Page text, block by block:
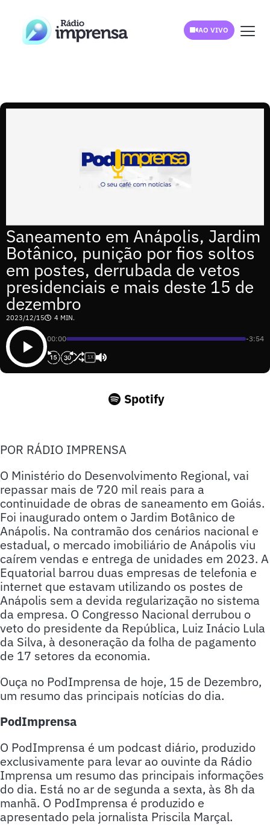
AO VIVO
Saneamento em Anápolis, Jardim
Botânico, punição por fios soltos
em postes, derrubada de vetos
presidenciais e mais deste 15 de
dezembro
2023/12/15 4 MIN.
00:00 -3:54
1X
Spotify
POR RÁDIO IMPRENSA
O Ministério do Desenvolvimento Regional, vai
repassar mais de 720 mil reais para a
continuidade de obras de saneamento em Goiás.
Foi inaugurado ontem o Jardim Botânico de
Anápolis. Na contramão dos cenários nacional e
estadual, o mercado imobiliário de Anápolis viu
caírem vendas e entrega de unidades em 2023. A
Equatorial barrou duas empresas de telefonia e
internet que estavam utilizando os postes de
Anápolis sem a devida regularização no sistema
da empresa. O Congresso Nacional derrubou o
veto do presidente da República, Luiz Inácio Lula
da Silva, à desoneração da folha de pagamento
de 17 setores da economia.
Ouça no PodImprensa de hoje, 15 de Dezembro,
um resumo das principais notícias do dia.
PodImprensa
O PodImprensa é um podcast diário, produzido
exclusivamente para levar ao ouvinte da Rádio
Imprensa um resumo das principais informações
do dia. Está no ar de segunda a sexta, às 8h da
manhã. O PodImprensa é produzido e
apresentado pela jornalista Priscila Marçal.